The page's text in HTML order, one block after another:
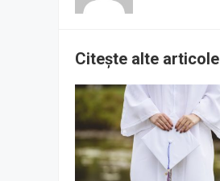
Citește alte articole